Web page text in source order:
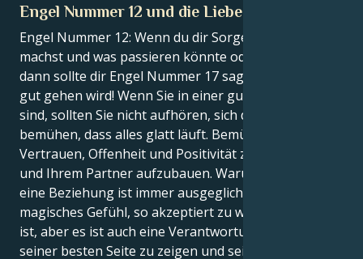
Engel Nummer 12 und die Liebe
Engel Nummer 12: Wenn du dir Sorgen um die Liebe
machst und was passieren könnte oder auch nicht,
dann sollte dir Engel Nummer 17 sagen, dass alles
gut gehen wird! Wenn Sie in einer guten Beziehung
sind, sollten Sie nicht aufhören, sich darum zu
bemühen, dass alles glatt läuft. Bemühen Sie sich,
Vertrauen, Offenheit und Positivität zwischen Ihnen
und Ihrem Partner aufzubauen. Warum auch immer,
eine Beziehung ist immer ausgeglichen! Es ist ein
magisches Gefühl, so akzeptiert zu werden, wie man
ist, aber es ist auch eine Verantwortung, sich von
seiner besten Seite zu zeigen und seinem Partner